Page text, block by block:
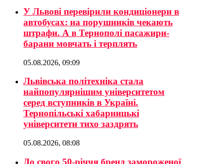
У Львові перевірили кондиціонери в
автобусах: на порушників чекають
штрафи. А в Тернополі пасажири-
барани мовчать і терплять
05.08.2026, 09:09
Львівська політехніка стала
найпопулярнішим університетом
серед вступників в Україні.
Тернопільські хабарницькі
університети тихо заздрять
05.08.2026, 08:08
До свого 50-річчя бренд замороженої